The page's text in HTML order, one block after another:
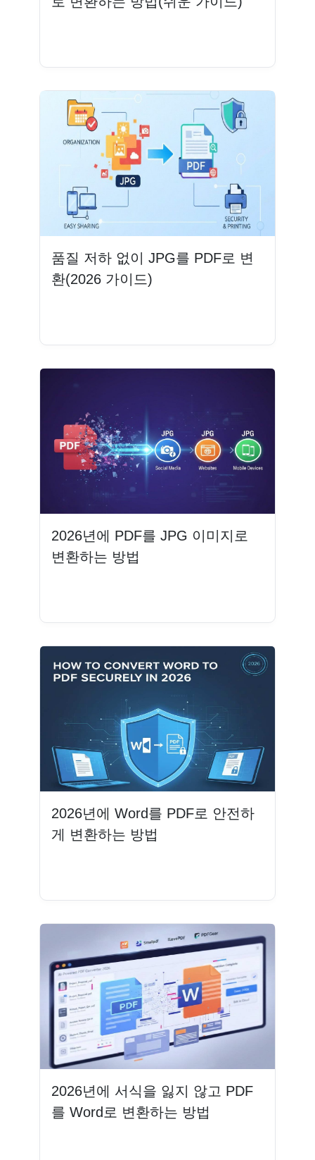
품질 저하 없이 JPG를 PDF로 변
환(2026 가이드)
2026년에 PDF를 JPG 이미지로
변환하는 방법
2026년에 Word를 PDF로 안전하
게 변환하는 방법
2026년에 서식을 잃지 않고 PDF
를 Word로 변환하는 방법